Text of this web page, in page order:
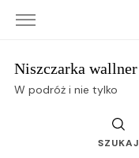
Niszczarka wallner
W podróż i nie tylko
SZUKAJ